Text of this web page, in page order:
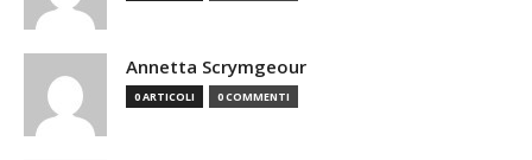
Annetta Scrymgeour
0 ARTICOLI 0 COMMENTI